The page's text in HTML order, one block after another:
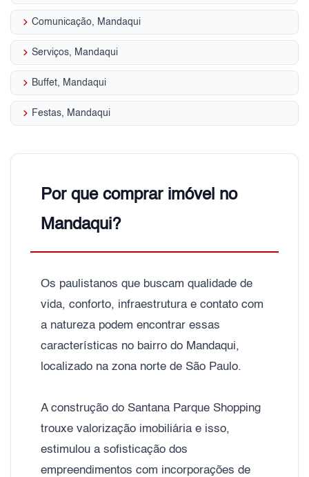
keyboard_arrow_right Comunicação, Mandaqui
keyboard_arrow_right Serviços, Mandaqui
keyboard_arrow_right Buffet, Mandaqui
keyboard_arrow_right Festas, Mandaqui
Por que comprar imóvel no
Mandaqui?
Os paulistanos que buscam qualidade de
vida, conforto, infraestrutura e contato com
a natureza podem encontrar essas
características no bairro do Mandaqui,
localizado na zona norte de São Paulo.
A construção do Santana Parque Shopping
trouxe valorização imobiliária e isso,
estimulou a sofisticação dos
empreendimentos com incorporações de